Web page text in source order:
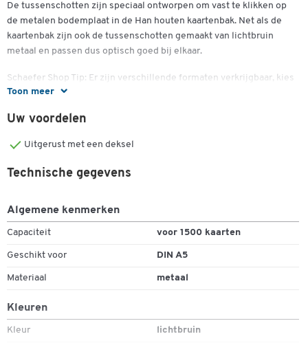
Toon meer
De tussenschotten zijn speciaal ontworpen om vast te klikken op
de metalen bodemplaat in de Han houten kaartenbak. Net als de
kaartenbak zijn ook de tussenschotten gemaakt van lichtbruin
metaal en passen dus optisch goed bij elkaar.
Schaefer Shop Tip: Er zijn verschillende formaten verkrijgbaar, kies
het formaat op basis van de grootte van uw kaartenbak.
Belangrijke details:
Steunplaten voor Han houten kaartenbak
Formaatkeuze:
DIN A6 liggend
DIN A7 liggend
Materiaal: metaal
Uw voordelen
Uitgerust met een deksel
Technische gegevens
Algemene kenmerken
Capaciteit voor 1500 kaarten
Geschikt voor DIN A5
Materiaal metaal
Kleuren
Kleur lichtbruin